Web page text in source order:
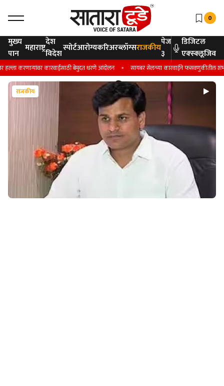
0
मुख्य
पान महाराष्ट्रदेश
विदेशस्पोर्टआरोग्यकरिअरब्लॉग्सराजकीयपेज
३
डिजिटल
एक्स्क्लूजिव
करणाऱ्यांवर कारवाईसाठी बेमुदत धरणे आंदोलन सायबर सेलच्या कारवाईने फसवणुकीतील शंभर
राजकीय
राजकीय